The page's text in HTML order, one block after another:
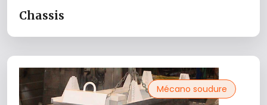
Chassis
Mécano soudure